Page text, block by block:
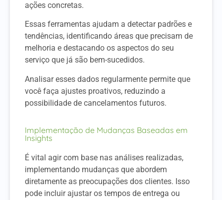
ações concretas.
Essas ferramentas ajudam a detectar padrões e
tendências, identificando áreas que precisam de
melhoria e destacando os aspectos do seu
serviço que já são bem-sucedidos.
Analisar esses dados regularmente permite que
você faça ajustes proativos, reduzindo a
possibilidade de cancelamentos futuros.
Implementação de Mudanças Baseadas em
Insights
É vital agir com base nas análises realizadas,
implementando mudanças que abordem
diretamente as preocupações dos clientes. Isso
pode incluir ajustar os tempos de entrega ou